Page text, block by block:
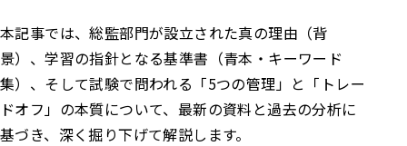
本記事では、総監部門が設立された真の理由（背
景）、学習の指針となる基準書（青本・キーワード
集）、そして試験で問われる「5つの管理」と「トレー
ドオフ」の本質について、最新の資料と過去の分析に
基づき、深く掘り下げて解説します。